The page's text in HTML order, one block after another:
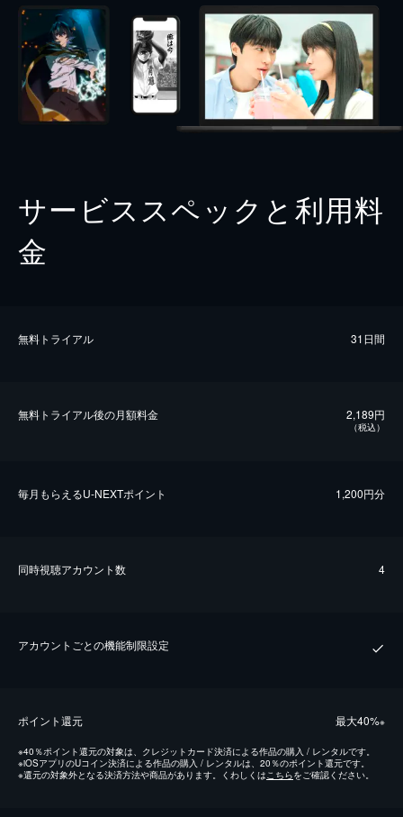
サービススペックと利用料
金
無料トライアル 31日間
無料トライアル後の⽉額料金 2,189円
（税込）
毎⽉もらえるU-NEXTポイント 1,200円分
同時視聴アカウント数 4
アカウントごとの機能制限設定
ポイント還元 最⼤40%※
※40％ポイント還元の対象は、クレジットカード決済による作品の購入 / レンタルです。
※iOSアプリのUコイン決済による作品の購入 / レンタルは、20％のポイント還元です。
※還元の対象外となる決済方法や商品があります。くわしくは こちらをご確認ください。